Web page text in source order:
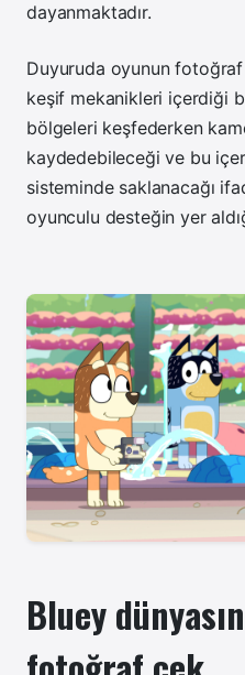
dayanmaktadır.
Duyuruda oyunun fotoğraf
keşif mekanikleri içerdiği
bölgeleri keşfederken
kaydedebileceği ve bu
sisteminde saklanacağı
oyunculu desteğin yer
Bluey